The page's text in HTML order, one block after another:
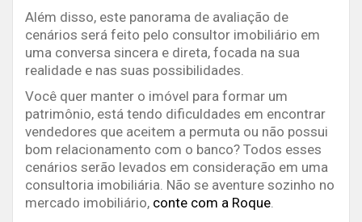
Além disso, este panorama de avaliação de
cenários será feito pelo consultor imobiliário em
uma conversa sincera e direta, focada na sua
realidade e nas suas possibilidades.
Você quer manter o imóvel para formar um
patrimônio, está tendo dificuldades em encontrar
vendedores que aceitem a permuta ou não possui
bom relacionamento com o banco? Todos esses
cenários serão levados em consideração em uma
consultoria imobiliária. Não se aventure sozinho no
mercado imobiliário, conte com a Roque